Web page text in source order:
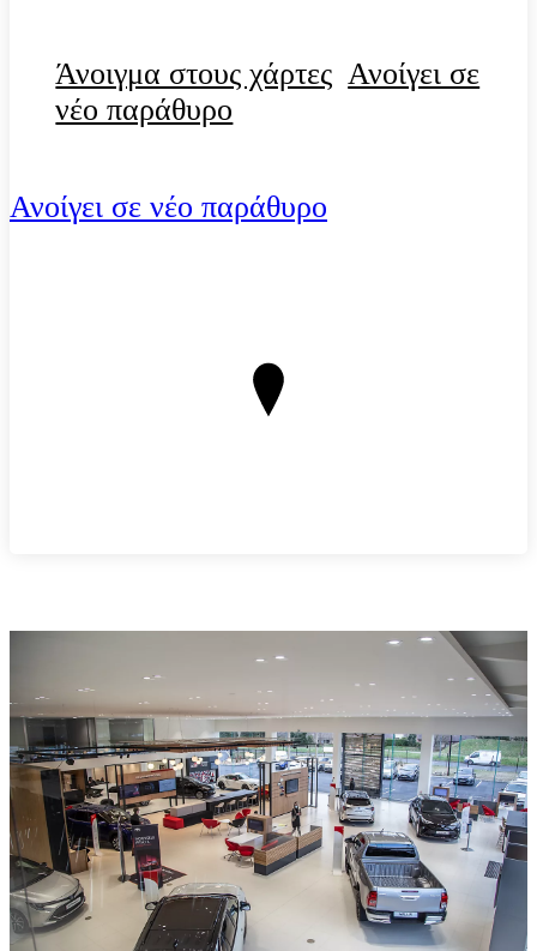
Άνοιγμα στους χάρτες Ανοίγει σε
νέο παράθυρο
Ανοίγει σε νέο παράθυρο